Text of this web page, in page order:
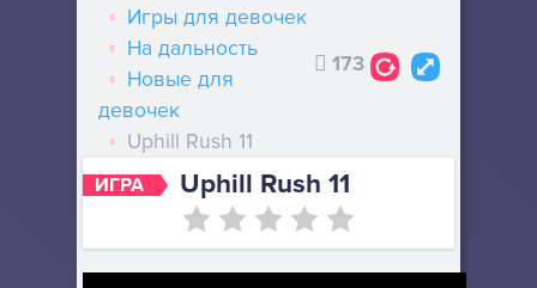
ИГРА Uphill Rush 11
Игры для девочек
На дальность
Новые для
девочек
Uphill Rush 11
173